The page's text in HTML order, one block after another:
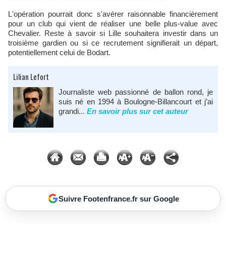
L'opération pourrait donc s'avérer raisonnable financièrement
pour un club qui vient de réaliser une belle plus-value avec
Chevalier. Reste à savoir si Lille souhaitera investir dans un
troisième gardien ou si ce recrutement signifierait un départ,
potentiellement celui de Bodart.
Lilian Lefort
Journaliste web passionné de ballon rond, je
suis né en 1994 à Boulogne-Billancourt et j’ai
grandi... En savoir plus sur cet auteur
Suivre Footenfrance.fr sur Google